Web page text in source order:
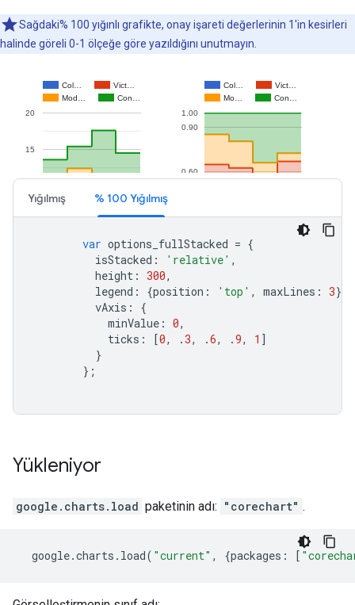
Sağdaki% 100 yığınlı grafikte, onay işareti değerlerinin 1'in kesirleri
halinde göreli 0-1 ölçeğe göre yazıldığını unutmayın.
Yığılmış % 100 Yığılmış
var options_fullStacked = {
isStacked : 'relative' ,
height : 300,
legend : {position : 'top' , maxLines : 3},
vAxis :
{
minValue : 0,
ticks : [0, .3, .6, .9, 1 ]
}
};
Yükleniyor
google.charts.load paketinin adı: "corechart" .
google.charts . load( "current" , {packages : [